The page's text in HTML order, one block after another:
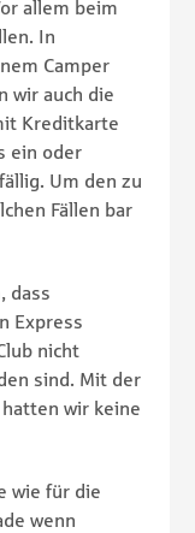
allem beim
In
Camper
wir auch die
Kreditkarte
ein oder
Um den zu
Fällen bar
dass
Express
nicht
sind. Mit der
hatten wir keine
wie für die
wenn